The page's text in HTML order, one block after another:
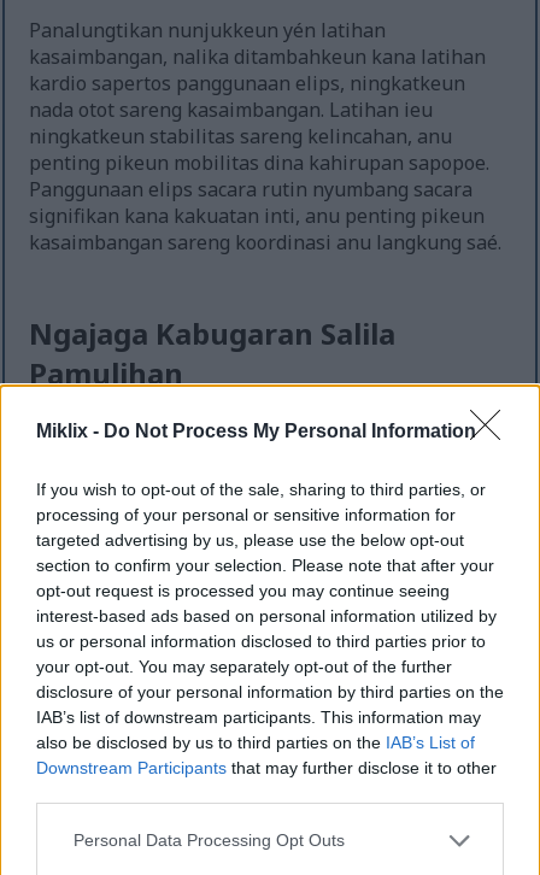
Miklix - Do Not Process My Personal Information
If you wish to opt-out of the sale, sharing to third parties, or
processing of your personal or sensitive information for
targeted advertising by us, please use the below opt-out
section to confirm your selection. Please note that after your
opt-out request is processed you may continue seeing
interest-based ads based on personal information utilized by
us or personal information disclosed to third parties prior to
your opt-out. You may separately opt-out of the further
disclosure of your personal information by third parties on the
IAB’s list of downstream participants. This information may
also be disclosed by us to third parties on the IAB’s List of
Downstream Participants that may further disclose it to other
Please note that this website/app uses one or more Google
Personal Data Processing Opt Outs
Panalungtikan nunjukkeun yén latihan
kasaimbangan, nalika ditambahkeun kana latihan
kardio sapertos panggunaan elips, ningkatkeun
nada otot sareng kasaimbangan. Latihan ieu
ningkatkeun stabilitas sareng kelincahan, anu
penting pikeun mobilitas dina kahirupan sapopoe.
Panggunaan elips sacara rutin nyumbang sacara
signifikan kana kakuatan inti, anu penting pikeun
kasaimbangan sareng koordinasi anu langkung saé.
Ngajaga Kabugaran Salila
Pamulihan
Latihan elips mangrupikeun alat konci pikeun
mangrupikeun cara anu dampakna handap pikeun
tetep aktip, ngirangan setrés dina daérah anu tatu.
Ieu penting pisan pikeun anu pulih tina operasi
atanapi tatu sanésna, ngabantosan ngawangun
deui kakuatan sareng ningkatkeun mobilitas
kalayan aman.
Seueur jalmi anu mendakan mesin elips mangpaat
pisan dina latihan pamulihanana. Gerakan pedal
anu lemes niru gerakan alami, ngajantenkeun
langkung gampang pikeun latihan tanpa résiko tatu
salajengna. Ieu ngajantenkeun pilihan anu saé
pikeun anu hoyong tetep aktip nalika pamulihan.